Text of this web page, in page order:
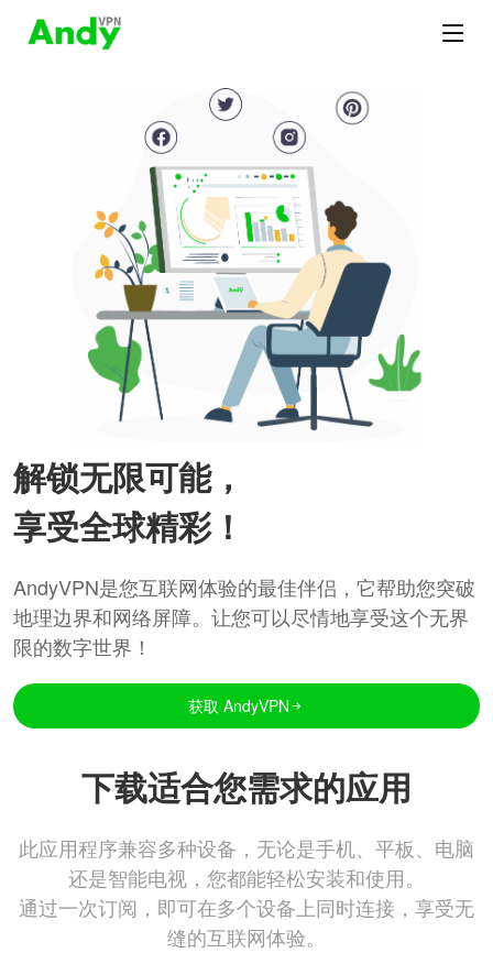
解锁无限可能，
享受全球精彩！
AndyVPN是您互联网体验的最佳伴侣，它帮助您突破
地理边界和网络屏障。让您可以尽情地享受这个无界
限的数字世界！
获取 AndyVPN
下载适合您需求的应用
此应用程序兼容多种设备，无论是手机、平板、电脑
还是智能电视，您都能轻松安装和使用。
通过一次订阅，即可在多个设备上同时连接，享受无
缝的互联网体验。